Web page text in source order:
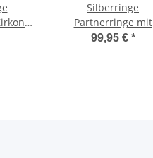
Silberringe
Partnerringe mit
Zirkonia mit Gravur
99,95 € *